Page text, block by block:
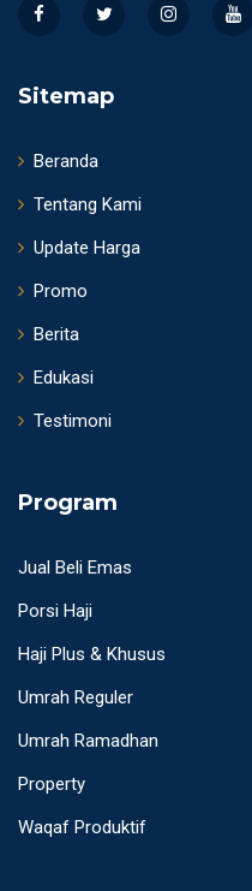
Sitemap
Beranda
Tentang Kami
Update Harga
Promo
Berita
Edukasi
Testimoni
Program
Jual Beli Emas
Porsi Haji
Haji Plus & Khusus
Umrah Reguler
Umrah Ramadhan
Property
Waqaf Produktif